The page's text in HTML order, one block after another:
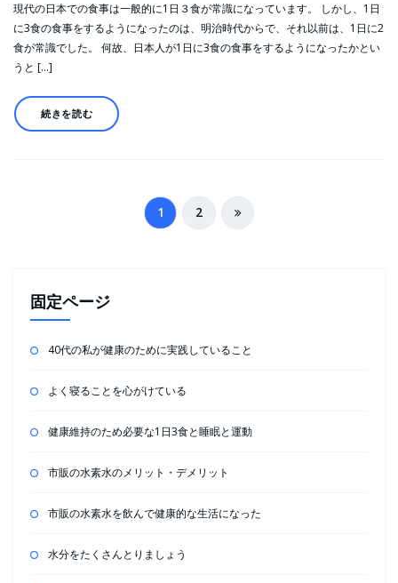
現代の日本での食事は一般的に1日３食が常識になっています。 しかし、1日
に3食の食事をするようになったのは、明治時代からで、それ以前は、1日に2
食が常識でした。 何故、日本人が1日に3食の食事をするようになったかとい
うと […]
続きを読む
ペ
ー
ジ
送
1 2
固定ページ
40代の私が健康のために実践していること
よく寝ることを心がけている
健康維持のため必要な1日3食と睡眠と運動
市販の水素水のメリット・デメリット
市販の水素水を飲んで健康的な生活になった
水分をたくさんとりましょう